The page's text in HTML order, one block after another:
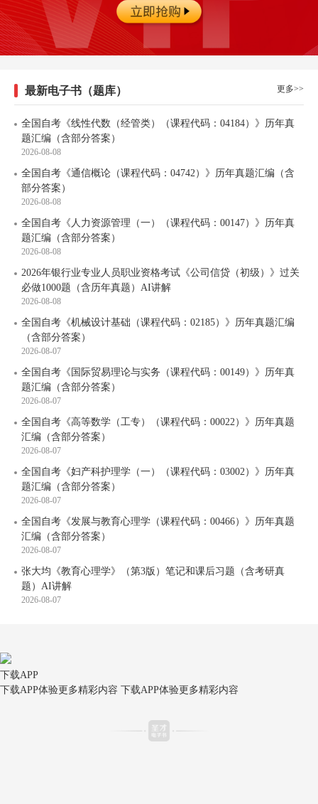
更多>>
最新电子书（题库）
全国自考《线性代数（经管类）（课程代码：04184）》历年真
题汇编（含部分答案）
2026-08-08
全国自考《通信概论（课程代码：04742）》历年真题汇编（含
部分答案）
2026-08-08
全国自考《人力资源管理（一）（课程代码：00147）》历年真
题汇编（含部分答案）
2026-08-08
2026年银行业专业人员职业资格考试《公司信贷（初级）》过关
必做1000题（含历年真题）AI讲解
2026-08-08
全国自考《机械设计基础（课程代码：02185）》历年真题汇编
（含部分答案）
2026-08-07
全国自考《国际贸易理论与实务（课程代码：00149）》历年真
题汇编（含部分答案）
2026-08-07
全国自考《高等数学（工专）（课程代码：00022）》历年真题
汇编（含部分答案）
2026-08-07
全国自考《妇产科护理学（一）（课程代码：03002）》历年真
题汇编（含部分答案）
2026-08-07
全国自考《发展与教育心理学（课程代码：00466）》历年真题
汇编（含部分答案）
2026-08-07
张大均《教育心理学》（第3版）笔记和课后习题（含考研真
题）AI讲解
2026-08-07
下载APP
下载APP体验更多精彩内容 下载APP体验更多精彩内容